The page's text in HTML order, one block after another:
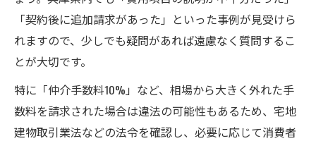
「契約後に追加請求があった」といった事例が見受けら
れますので、少しでも疑問があれば遠慮なく質問するこ
とが大切です。
特に「仲介手数料10%」など、相場から大きく外れた手
数料を請求された場合は違法の可能性もあるため、宅地
建物取引業法などの法令を確認し、必要に応じて消費者